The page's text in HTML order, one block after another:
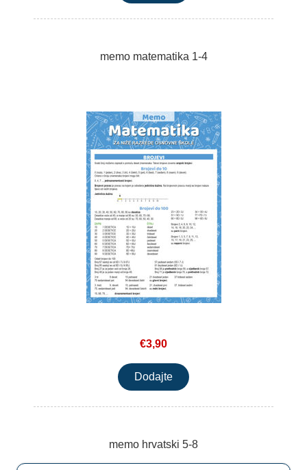
memo matematika 1-4
€3,90
memo hrvatski 5-8